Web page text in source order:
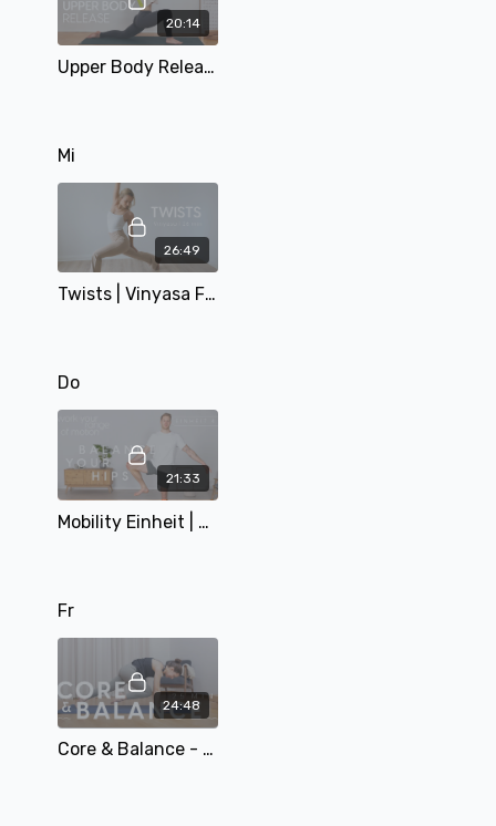
20:14
Upper Body Release | Slow Flow für Schultern, Brust & Rücken | 20 min | mit Alina
Mi
26:49
Twists | Vinyasa Flow | mit Matthäa | 26 min
Do
21:33
Mobility Einheit | balance your hips | 22 Min | mit Tobi
Fr
24:48
Core & Balance - Arme und Bauch stärken - Yoga für Balance und Fokus | mit Alina